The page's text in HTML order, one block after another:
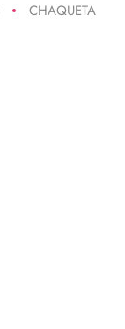
CHAQUETA